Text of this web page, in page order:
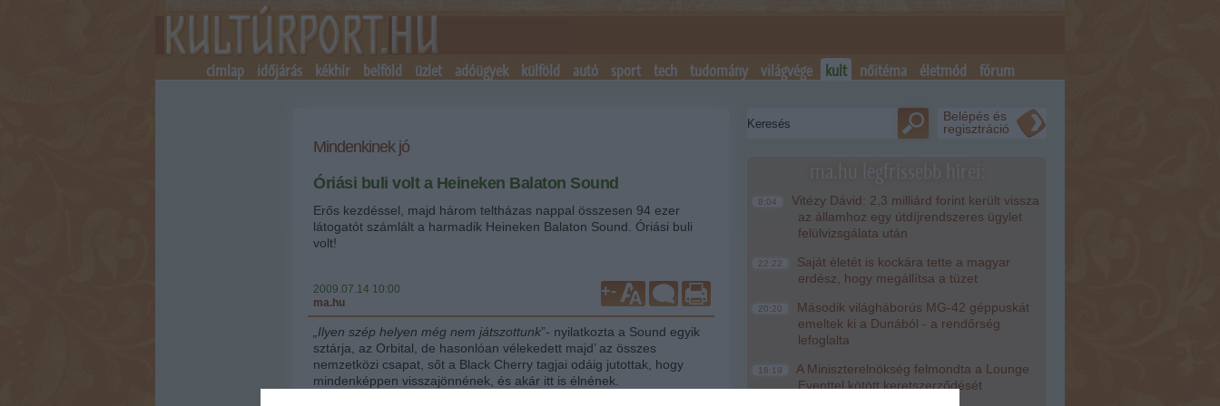
címlap időjárás kékhír belföld üzlet adóügyek külföld autó sport tech tudomány világvége kult nőitéma életmód fórum
Mindenkinek jó
Óriási buli volt a Heineken Balaton Sound
Erős kezdéssel, majd három teltházas nappal összesen 94 ezer
látogatót számlált a harmadik Heineken Balaton Sound. Óriási buli
volt!
2009.07.14 10:00
ma.hu
+-
„Ilyen szép helyen még nem játszottunk”- nyilatkozta a Sound egyik
sztárja, az Orbital, de hasonlóan vélekedett majd’ az összes
nemzetközi csapat, sőt a Black Cherry tagjai odáig jutottak, hogy
mindenképpen visszajönnének, és akár itt is élnének.
Belépés és
regisztráció
ma.hu legfrissebb hírei:
8:04
Vitézy Dávid: 2,3 milliárd forint került vissza
az államhoz egy útdíjrendszeres ügylet
felülvizsgálata után
22:22
Saját életét is kockára tette a magyar
erdész, hogy megállítsa a tüzet
20:20
Második világháborús MG-42 géppuskát
emeltek ki a Dunából - a rendőrség
lefoglalta
18:19
A Miniszterelnökség felmondta a Lounge
Eventtel kötött keretszerződését